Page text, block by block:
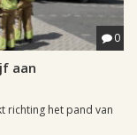
0
aan
richting het pand van